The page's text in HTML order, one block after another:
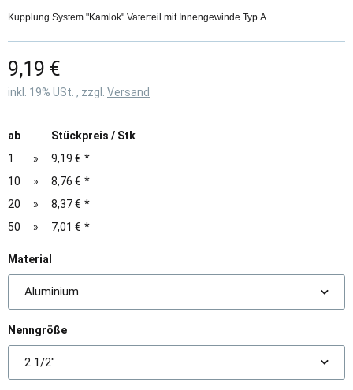
Kupplung System "Kamlok" Vaterteil mit Innengewinde Typ A
9,19 €
inkl. 19% USt. , zzgl. Versand
ab
Stückpreis / Stk
1
» 9,19 € *
10
» 8,76 € *
20
» 8,37 € *
50
» 7,01 € *
Material
Aluminium
Nenngröße
2 1/2"